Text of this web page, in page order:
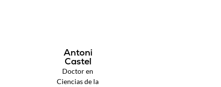
Antoni
Castel
Doctor en
Ciencias de la